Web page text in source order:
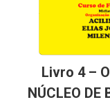
Livro 4 –
NÚCLEO DE